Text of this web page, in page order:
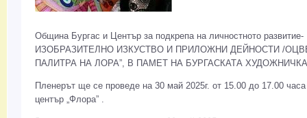
Община Бургас и Център за подкрепа на личностното
ИЗОБРАЗИТЕЛНО ИЗКУСТВО И ПРИЛОЖНИ ДЕЙНОСТИ /
ПАЛИТРА НА ЛОРА”, В ПАМЕТ НА БУРГАСКАТА
Пленерът ще се проведе на 30 май 2025г. от 15.00 до 17.00
център „Флора” .